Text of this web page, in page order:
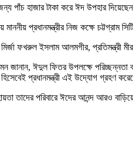
পাঁচ হাজার টাকা করে ঈদ উপহার
মাননীয় প্রধানমন্ত্রীর নিজ কক্ষে
ফখরুল ইসলাম আলমগীর, প্রতিমন্ত্রী
জানান, ঈদুল ফিতর উপলক্ষে পরিচ্ছন্নতা
প্রধানমন্ত্রী এই উদ্যোগ গ্রহণ
তাদের পরিবারে ঈদের আনন্দ আরও